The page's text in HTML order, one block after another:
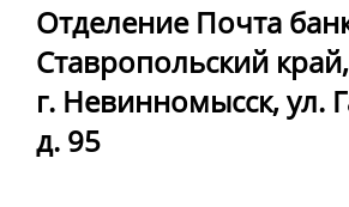
Отделение Почта
Ставропольский край,
г. Невинномысск, ул.
д. 95